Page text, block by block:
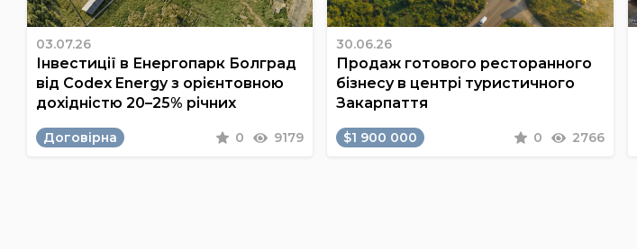
03.07.26
Інвестиції в Енергопарк Болград
від Codex Energy з орієнтовною
дохідністю 20–25% річних
Договірна 0 9179
30.06.26
Продаж готового ресторанного
бізнесу в центрі туристичного
Закарпаття
$1 900 000 0 2766